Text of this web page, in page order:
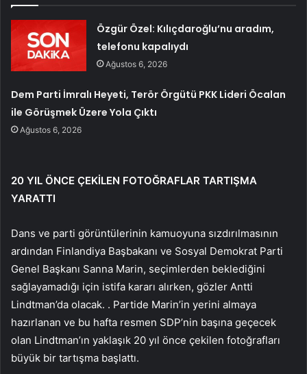
Özgür Özel: Kılıçdaroğlu’nu aradım,
telefonu kapalıydı
Ağustos 6, 2026
Dem Parti İmralı Heyeti, Terör Örgütü PKK Lideri Öcalan
ile Görüşmek Üzere Yola Çıktı
Ağustos 6, 2026
20 YIL ÖNCE ÇEKİLEN FOTOĞRAFLAR TARTIŞMA
YARATTI
Dans ve parti görüntülerinin kamuoyuna sızdırılmasının
ardından Finlandiya Başbakanı ve Sosyal Demokrat Parti
Genel Başkanı Sanna Marin, seçimlerden beklediğini
sağlayamadığı için istifa kararı alırken, gözler Antti
Lindtman’da olacak. . Partide Marin’in yerini almaya
hazırlanan ve bu hafta resmen SDP’nin başına geçecek
olan Lindtman’ın yaklaşık 20 yıl önce çekilen fotoğrafları
büyük bir tartışma başlattı.